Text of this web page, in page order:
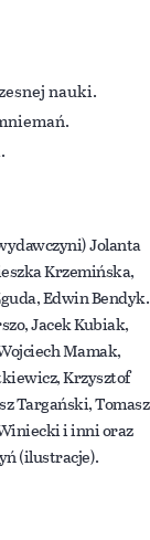
nauki.
Jolanta
Krzemińska,
Edwin Bendyk.
Jacek Kubiak,
Mamak,
Krzysztof
Targański, Tomasz
i inni oraz
(ilustracje).